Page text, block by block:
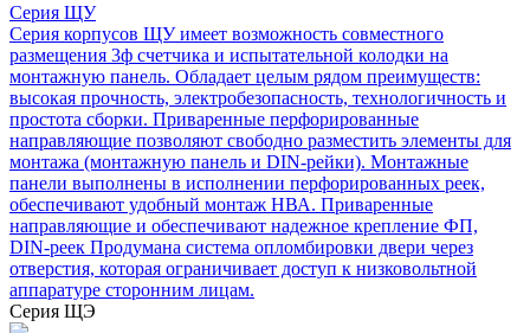
Серия ЩУ
Серия корпусов ЩУ имеет возможность совместного
размещения 3ф счетчика и испытательной колодки на
монтажную панель. Обладает целым рядом преимуществ:
высокая прочность, электробезопасность, технологичность и
простота сборки. Приваренные перфорированные
направляющие позволяют свободно разместить элементы для
монтажа (монтажную панель и DIN-рейки). Монтажные
панели выполнены в исполнении перфорированных реек,
обеспечивают удобный монтаж НВА. Приваренные
направляющие и обеспечивают надежное крепление ФП,
DIN-реек Продумана система опломбировки двери через
отверстия, которая ограничивает доступ к низковольтной
аппаратуре сторонним лицам.
Серия ЩЭ